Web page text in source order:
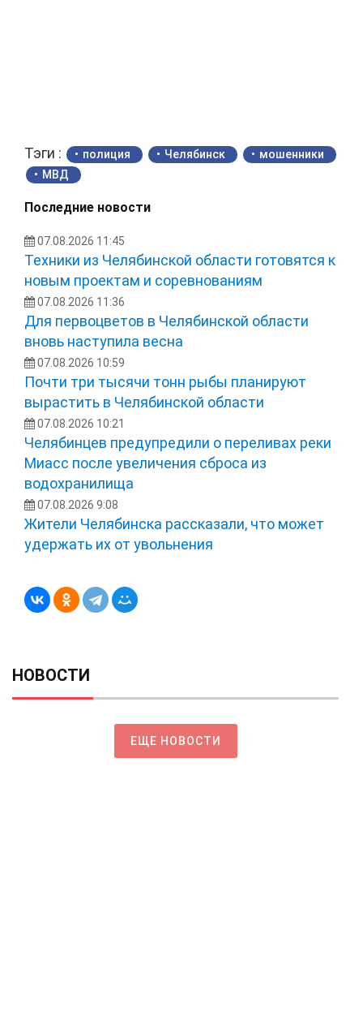
Тэги : полиция Челябинск
мошенники
МВД
Последние новости
07.08.2026 11:45
Техники из Челябинской области готовятся к
новым проектам и соревнованиям
07.08.2026 11:36
Для первоцветов в Челябинской области
вновь наступила весна
07.08.2026 10:59
Почти три тысячи тонн рыбы планируют
вырастить в Челябинской области
07.08.2026 10:21
Челябинцев предупредили о переливах реки
Миасс после увеличения сброса из
водохранилища
07.08.2026 9:08
Жители Челябинска рассказали, что может
удержать их от увольнения
НОВОСТИ
ЕЩЕ НОВОСТИ